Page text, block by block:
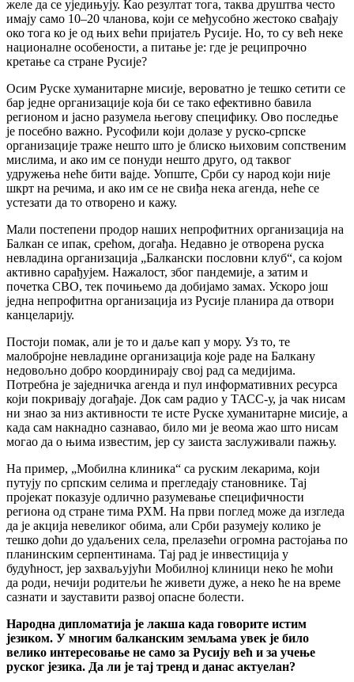
желе да се уједињују. Као резултат тога, таква друштва често
имају само 10–20 чланова, који се међусобно жестоко свађају
око тога ко је од њих већи пријатељ Русије. Но, то су већ неке
националне особености, а питање је: где је реципрочно
кретање са стране Русије?
Осим Руске хуманитарне мисије, вероватно је тешко сетити се
бар једне организације која би се тако ефективно бавила
регионом и јасно разумела његову специфику. Ово последње
је посебно важно. Русофили који долазе у руско-српске
организације траже нешто што је блиско њиховим сопственим
мислима, и ако им се понуди нешто друго, од таквог
удружења неће бити вајде. Уопште, Срби су народ који није
шкрт на речима, и ако им се не свиђа нека агенда, неће се
устезати да то отворено и кажу.
Мали постепени продор наших непрофитних организација на
Балкан се ипак, срећом, догађа. Недавно је отворена руска
невладина организација „Балкански пословни клуб“, са којом
активно сарађујем. Нажалост, због пандемије, а затим и
почетка СВО, тек почињемо да добијамо замах. Ускоро још
једна непрофитна организација из Русије планира да отвори
канцеларију.
Постоји помак, али је то и даље кап у мору. Уз то, те
малобројне невладине организација које раде на Балкану
недовољно добро координирају свој рад са медијима.
Потребна је заједничка агенда и пул информативних ресурса
који покривају догађаје. Док сам радио у ТАСС-у, ја чак нисам
ни знао за низ активности те исте Руске хуманитарне мисије, а
када сам накнадно сазнавао, било ми је веома жао што нисам
могао да о њима известим, јер су заиста заслуживали пажњу.
На пример, „Мобилна клиника“ са руским лекарима, који
путују по српским селима и прегледају становнике. Тај
пројекат показује одлично разумевање специфичности
региона од стране тима РХМ. На први поглед може да изгледа
да је акција невеликог обима, али Срби разумеју колико је
тешко доћи до удаљених села, прелазећи огромна растојања по
планинским серпентинама. Тај рад је инвестиција у
будућност, јер захваљујући Мобилној клиници неко ће моћи
да роди, нечији родитељи ће живети дуже, а неко ће на време
сазнати и зауставити развој опасне болести.
Народна дипломатија је лакша када говорите истим
језиком. У многим балканским земљама увек је било
велико интересовање не само за Русију већ и за учење
руског језика. Да ли је тај тренд и данас актуелан?